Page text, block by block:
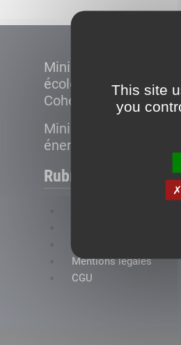
This site
you
Ministère de la
écologique et de la
Cohésion des
Ministère de la
énergétique
Rubriques
Mentions légales
CGU